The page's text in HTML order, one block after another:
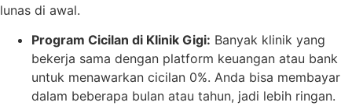
lunas di awal.
Program Cicilan di Klinik Gigi: Banyak klinik yang
bekerja sama dengan platform keuangan atau bank
untuk menawarkan cicilan 0%. Anda bisa membayar
dalam beberapa bulan atau tahun, jadi lebih ringan.